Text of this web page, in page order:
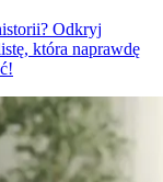
Odkryj
która naprawdę